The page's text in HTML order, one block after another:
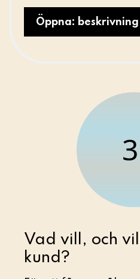
Öppna: beskrivning
Vad vill, och
kund?